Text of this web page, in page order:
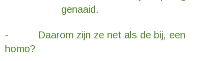
genaaid.
- Daarom zijn ze net als de bij, een
homo?